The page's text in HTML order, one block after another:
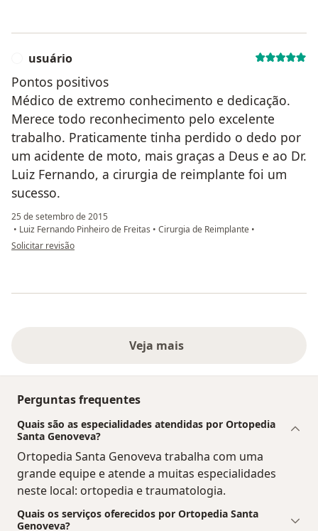
usuário
Pontos positivos
Médico de extremo conhecimento e dedicação.
Merece todo reconhecimento pelo excelente
trabalho. Praticamente tinha perdido o dedo por
um acidente de moto, mais graças a Deus e ao Dr.
Luiz Fernando, a cirurgia de reimplante foi um
sucesso.
25 de setembro de 2015
• Luiz Fernando Pinheiro de Freitas • Cirurgia de Reimplante •
na opinião do utilizador usuário
Solicitar revisão
Veja mais
Perguntas frequentes
Quais são as especialidades atendidas por Ortopedia
Santa Genoveva?
Ortopedia Santa Genoveva trabalha com uma
grande equipe e atende a muitas especialidades
neste local: ortopedia e traumatologia.
Quais os serviços oferecidos por Ortopedia Santa
Genoveva?